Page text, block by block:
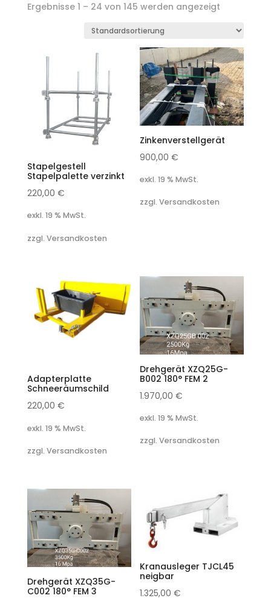
Ergebnisse 1 – 24 von 145 werden angezeigt
Stapelgestell
Stapelpalette verzinkt
220,00 €
exkl. 19 % MwSt.
zzgl. Versandkosten
Zinkenverstellgerät
900,00€
exkl. 19 % MwSt.
zzgl. Versandkosten
Adapterplatte
Schneeräumschild
220,00 €
exkl. 19 % MwSt.
zzgl. Versandkosten
Drehgerät XZQ25G-
B002 180° FEM 2
1.970,00€
exkl. 19 % MwSt.
zzgl. Versandkosten
Drehgerät XZQ35G-
C002 180° FEM 3
Kranausleger TJCL45
neigbar
1.325,00€